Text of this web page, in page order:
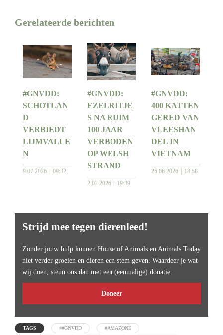
Gerelateerde berichten
#GNVDD:
SCHOTLAN
D
VERBIEDT
LIJMVALLE
N
9 07 2026 09:32
#GNVDD:
EZELRITJE
S NA RUIM
100 JAAR
VERBODEN
OP WELSH
STRAND
2 07 2026 19:39
#GNVDD:
400 KATTEN
GERED VAN
VLEESHAN
DEL IN
VIETNAM
25 06 2026 18:58
Strijd mee tegen dierenleed!
Zonder jouw hulp kunnen House of Animals en Animals Today
niet verder groeien en dieren een stem geven. Waardeer je wat
wij doen, steun ons dan met een (eenmalige) donatie.
Doneer
TAGS ##GNVDD #AMAZONE